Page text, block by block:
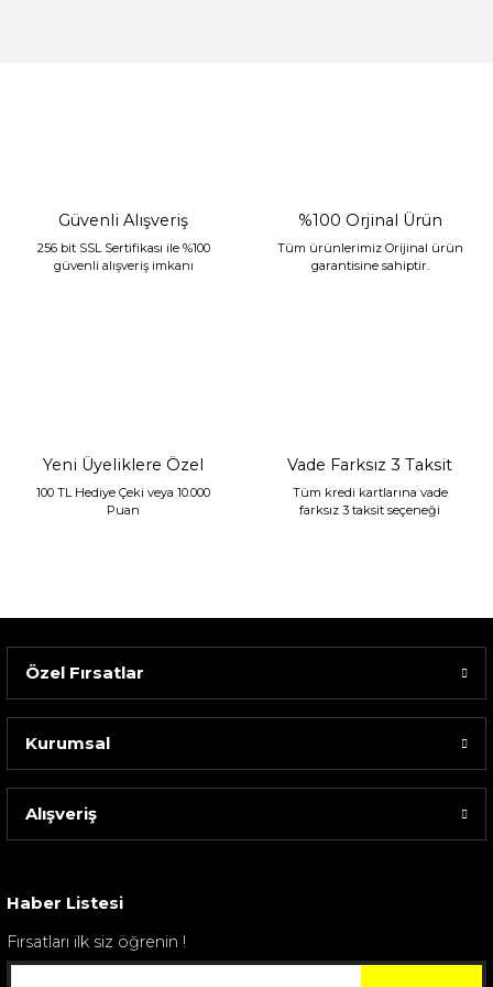
Sarev Elfıda Flanel Nevresim Takımı Çift Kişili...
Güvenli Alışveriş
256 bit SSL Sertifikası ile %100
güvenli alışveriş imkanı
%100 Orjinal Ürün
Tüm ürünlerimiz Orijinal ürün
garantisine sahiptir.
Yeni Üyeliklere Özel
100 TL Hediye Çeki veya 10.000
Puan
Vade Farksız 3 Taksit
Tüm kredi kartlarına vade
farksız 3 taksit seçeneği
Özel Fırsatlar
Kurumsal
Alışveriş
Haber Listesi
Fırsatları ilk siz öğrenin !